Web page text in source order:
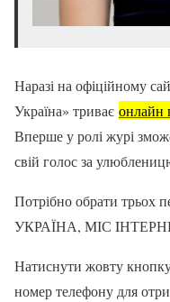
Наразі на офіційному
Україна» триває онлайн
Вперше у ролі журі
свій голос за
Потрібно обрати трьох
УКРАЇНА, МІС
Натиснути жовту
номер телефону для